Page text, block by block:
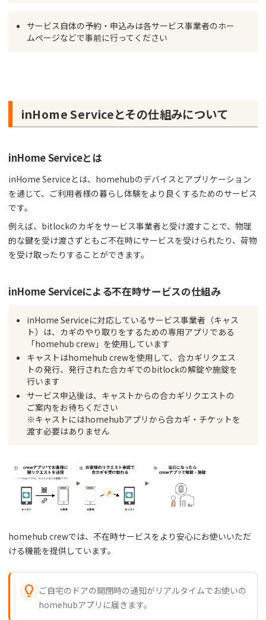
サービス自体の予約・申込みは各サービス事業者のホー
ムページなどで事前に行ってください
inHome Serviceとその仕組みについて
inHome Serviceとは
inHome Serviceとは、homehubのデバイスとアプリケーション
を通じて、ご利用者様の暮らし体験をより良くするためのサービス
です。
例えば、bitlockのカギをサービス事業者と受け渡すことで、物理
的な鍵を受け渡さずともご不在時にサービスを受けられたり、荷物
を受け取ったりすることができます。
inHome Serviceによる不在時サービスの仕組み
inHome Serviceに対応しているサービス事業者（キャス
ト）は、カギのやり取りをするための専用アプリである
「homehub crew」を使用しています
キャストはhomehub crewを使用して、合カギリクエス
トの発行、発行された合カギでのbitlockの解錠や施錠を
行います
サービス申込後は、キャストからの合カギリクエストの
ご案内をお待ちください
※キャストにはhomehubアプリから合カギ・チケットを
渡す必要はありません
homehub crewでは、不在時サービスをより安心にお使いいただ
ける機能を提供しています。
 ご自宅のドアの開閉時の通知がリアルタイムでお使いの
homehubアプリに届きます。